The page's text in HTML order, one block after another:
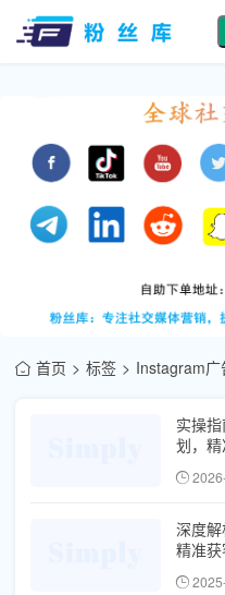
首页 标签 Instagram广
实操
划，
深度
精准